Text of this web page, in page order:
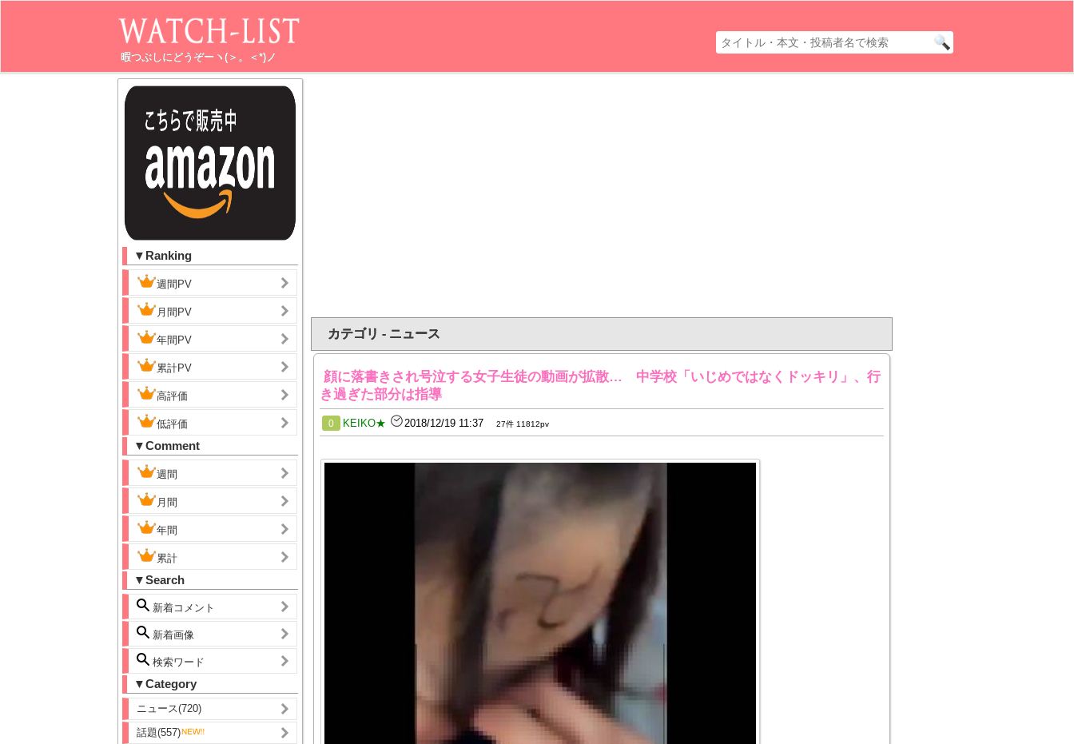
暇つぶしにどうぞーヽ(＞。＜*)ノ
▼Ranking
週間PV
月間PV
年間PV
累計PV
高評価
低評価
▼Comment
週間
月間
年間
累計
▼Search
新着コメント
新着画像
検索ワード
▼Category
ニュース(720)
話題(557)
カテゴリ - ニュース
顔に落書きされ号泣する女子生徒の動画が拡散… 中学校「いじめではなくドッキリ」、行
き過ぎた部分は指導
0 KEIKO★ 2018/12/19 11:37 27件 11812pv